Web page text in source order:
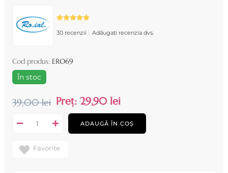
30 recenzii Adăugați recenzia dvs.
Cod produs: ERO69
În stoc
39,00 lei Preț: 29,90 lei
ADAUGĂ ÎN COȘ
Favorite